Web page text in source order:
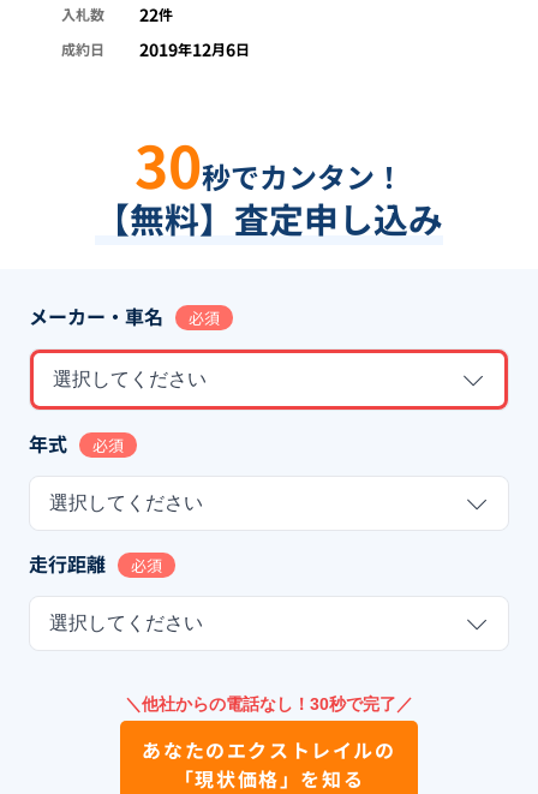
入札数 22件
成約日
2019年12月6日
30秒でカンタン！
【無料】査定申し込み
メーカー・車名 必須
選択してください
年式 必須
選択してください
走行距離 必須
選択してください
＼他社からの電話なし！30秒で完了／
あなたのエクストレイルの
「現状価格」を知る